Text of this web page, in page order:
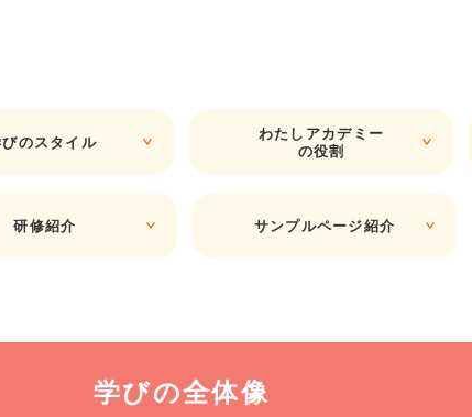
のスタイル
わたしアカデミー
の役割
研修紹介 サンプルページ紹介
学びの全体像